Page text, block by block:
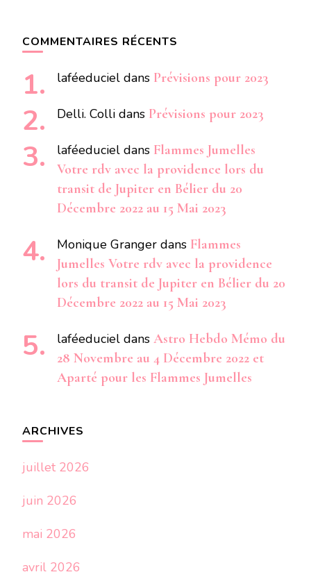
COMMENTAIRES RÉCENTS
laféeduciel dans Prévisions pour 2023
Delli. Colli dans Prévisions pour 2023
laféeduciel dans Flammes Jumelles
Votre rdv avec la providence lors du
transit de Jupiter en Bélier du 20
Décembre 2022 au 15 Mai 2023
Monique Granger dans Flammes
Jumelles Votre rdv avec la providence
lors du transit de Jupiter en Bélier du 20
Décembre 2022 au 15 Mai 2023
laféeduciel dans Astro Hebdo Mémo du
28 Novembre au 4 Décembre 2022 et
Aparté pour les Flammes Jumelles
ARCHIVES
juillet 2026
juin 2026
mai 2026
avril 2026